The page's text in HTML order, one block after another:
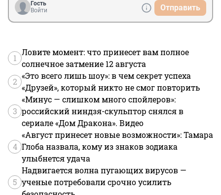
Гость
Войти
Отправить
1
Ловите момент: что принесет вам полное
солнечное затмение 12 августа
2
«Это всего лишь шоу»: в чем секрет успеха
«Друзей», который никто не смог повторить
3
«Минус — слишком много спойлеров»:
российский ниндзя-скульптор снялся в
сериале «Дом Дракона». Видео
4
«Август принесет новые возможности»: Тамара
Глоба назвала, кому из знаков зодиака
улыбнется удача
5
Надвигается волна пугающих вирусов —
ученые потребовали срочно усилить